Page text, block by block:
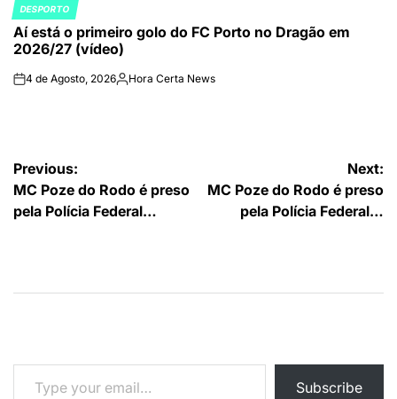
POSTED
IN
DESPORTO
Aí está o primeiro golo do FC Porto no Dragão em
2026/27 (vídeo)
on4 de Agosto, 2026Publicado
Hora Certa News
Navegação
de
Previous:
MC Poze do Rodo é preso
pela Polícia Federal…
Next:
MC Poze do Rodo é preso
pela Polícia Federal…
Type your email…
Subscribe